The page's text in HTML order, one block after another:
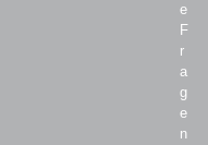
e
F
r
a
g
e
n